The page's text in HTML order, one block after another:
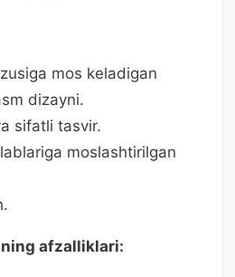
mos keladigan
dizayni.
sifatli tasvir.
moslashtirilgan
afzalliklari: